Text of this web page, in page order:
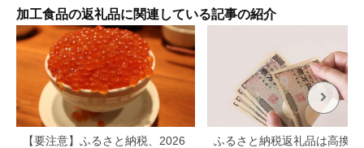
ス もも肉 使用 高たん
ぱく 低脂肪 山恵 鹿肉
ジビエ
加工食品の返礼品に関連している記事の紹介
【要注意】ふるさと納税、2026
ふるさと納税返礼品は高換金